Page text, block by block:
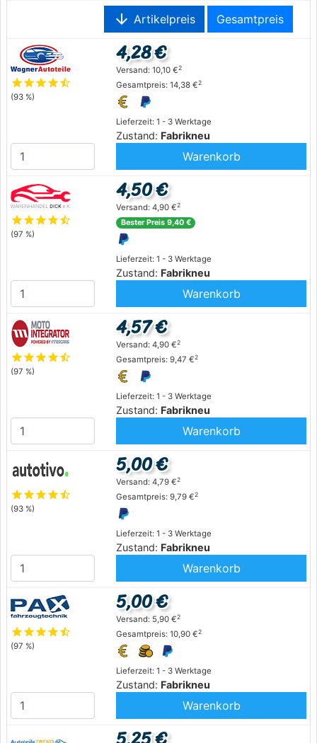
arrow_downward Artikelpreis Gesamtpreis
starstarstarstarstar_half
(93 %)
Lieferzeit: 1 - 3 Werktage
Zustand: Fabrikneu
4,28 €
Versand: 10,10 €2
Gesamtpreis: 14,38 €2
Warenkorb
starstarstarstarstar_half
(97 %)
Lieferzeit: 1 - 3 Werktage
Zustand: Fabrikneu
4,50 €
Versand: 4,90 €2
Bester Preis 9,40 €
Warenkorb
starstarstarstarstar_half
(97 %)
Lieferzeit: 1 - 3 Werktage
Zustand: Fabrikneu
4,57 €
Versand: 4,90 €2
Gesamtpreis: 9,47 €2
Warenkorb
starstarstarstarstar_half
(93 %)
Lieferzeit: 1 - 3 Werktage
Zustand: Fabrikneu
5,00 €
Versand: 4,79 €2
Gesamtpreis: 9,79 €2
Warenkorb
starstarstarstarstar_half
(97 %)
Lieferzeit: 1 - 3 Werktage
Zustand: Fabrikneu
5,00 €
Versand: 5,90 €2
Gesamtpreis: 10,90 €2
Warenkorb